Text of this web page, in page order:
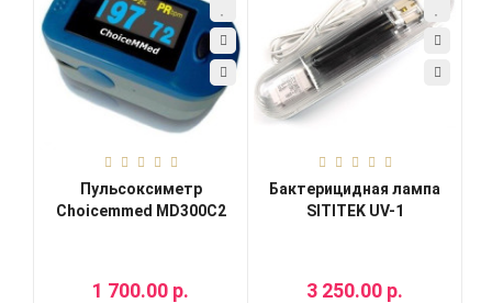
Пульсоксиметр
Choicemmed MD300C2
1 700.00 р.
Бактерицидная лампа
SITITEK UV-1
3 250.00 р.